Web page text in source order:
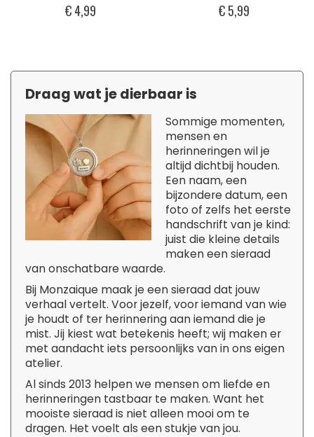
€ 4,99 € 5,99
Draag wat je dierbaar is
Sommige momenten,
mensen en
herinneringen wil je
altijd dichtbij houden.
Een naam, een
bijzondere datum, een
foto of zelfs het eerste
handschrift van je kind:
juist die kleine details
maken een sieraad
van onschatbare waarde.
Bij Monzaique maak je een sieraad dat jouw
verhaal vertelt. Voor jezelf, voor iemand van wie
je houdt of ter herinnering aan iemand die je
mist. Jij kiest wat betekenis heeft; wij maken er
met aandacht iets persoonlijks van in ons eigen
atelier.
Al sinds 2013 helpen we mensen om liefde en
herinneringen tastbaar te maken. Want het
mooiste sieraad is niet alleen mooi om te
dragen. Het voelt als een stukje van jou.